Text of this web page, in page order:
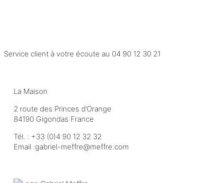
Service client à votre écoute au 04 90 12 30 21
La Maison
2 route des Princes d’Orange
84190 Gigondas France
Tél. : +33 (0)4 90 12 32 32
Email :moc.erffem@erffem-leirbag